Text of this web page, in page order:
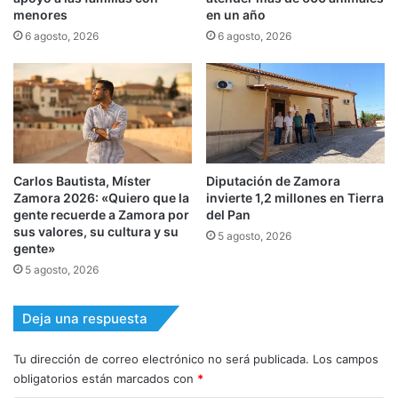
menores
6 agosto, 2026
en un año
6 agosto, 2026
Carlos Bautista, Míster
Zamora 2026: «Quiero que la
gente recuerde a Zamora por
sus valores, su cultura y su
gente»
5 agosto, 2026
Diputación de Zamora
invierte 1,2 millones en Tierra
del Pan
5 agosto, 2026
Deja una respuesta
Tu dirección de correo electrónico no será publicada. Los campos
obligatorios están marcados con *